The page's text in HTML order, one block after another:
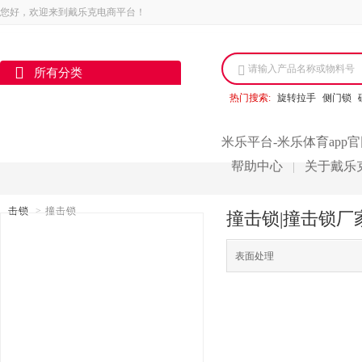
您好，欢迎来到戴乐克电商平台！
所有分类 请输入产品名称或物料号
热门搜索: 旋转拉手 侧门锁
米乐平台-米乐体育app
帮助中心
关于戴乐
击锁 > 撞击锁 撞击锁|撞击锁厂
表面处理